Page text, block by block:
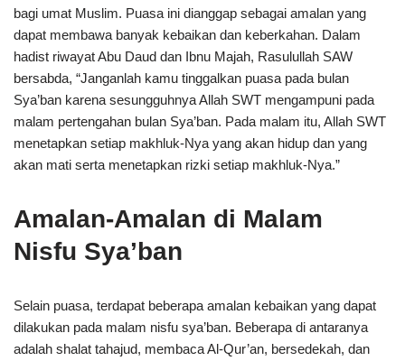
bagi umat Muslim. Puasa ini dianggap sebagai amalan yang
dapat membawa banyak kebaikan dan keberkahan. Dalam
hadist riwayat Abu Daud dan Ibnu Majah, Rasulullah SAW
bersabda, “Janganlah kamu tinggalkan puasa pada bulan
Sya’ban karena sesungguhnya Allah SWT mengampuni pada
malam pertengahan bulan Sya’ban. Pada malam itu, Allah SWT
menetapkan setiap makhluk-Nya yang akan hidup dan yang
akan mati serta menetapkan rizki setiap makhluk-Nya.”
Amalan-Amalan di Malam
Nisfu Sya’ban
Selain puasa, terdapat beberapa amalan kebaikan yang dapat
dilakukan pada malam nisfu sya’ban. Beberapa di antaranya
adalah shalat tahajud, membaca Al-Qur’an, bersedekah, dan